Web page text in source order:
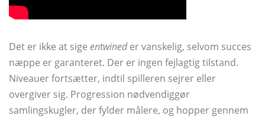
Det er ikke at sige entwineder vanskelig, selvom succes
næppe er garanteret. Der er ingen fejlagtig tilstand.
Niveauer fortsætter, indtil spilleren sejrer eller
overgiver sig. Progression nødvendiggør
samlingskugler, der fylder målere, og hopper gennem